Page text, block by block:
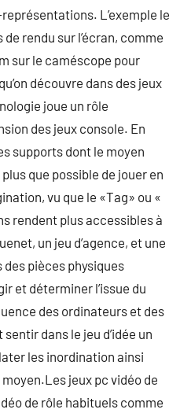
L’exemple le
rendu sur l’écran, comme
sur le caméscope pour
découvre dans des jeux
joue un rôle
des jeux console. En
supports dont le moyen
que possible de jouer en
vu que le «Tag» ou «
rendent plus accessibles à
un jeu d’agence, et une
pièces physiques
et déterminer l’issue du
des ordinateurs et des
dans le jeu d’idée un
les inordination ainsi
jeux pc vidéo de
de rôle habituels comme